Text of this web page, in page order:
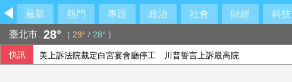
最新 熱門 專題 政治 社會 財經 科技
臺北市 28° ( 29° / 28° )
快訊 美上訴法院裁定白宮宴會廳停工 川普誓言上訴最高院